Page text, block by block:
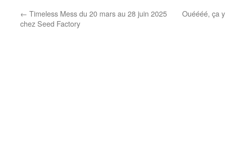
← Timeless Mess du 20 mars au 28 juin 2025
chez Seed Factory
Ouéééé, ça